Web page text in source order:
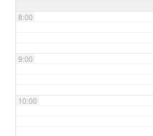
8:00
9:00
10:00